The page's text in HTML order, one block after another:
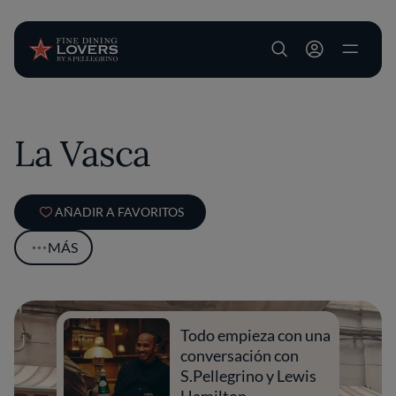
User account
La Vasca
AÑADIR A FAVORITOS
MÁS
Todo empieza con una
conversación con
S.Pellegrino y Lewis